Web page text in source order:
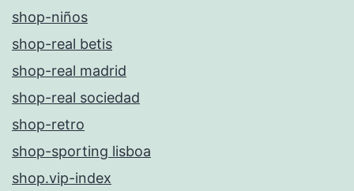
shop-niños
shop-real betis
shop-real madrid
shop-real sociedad
shop-retro
shop-sporting lisboa
shop.vip-index